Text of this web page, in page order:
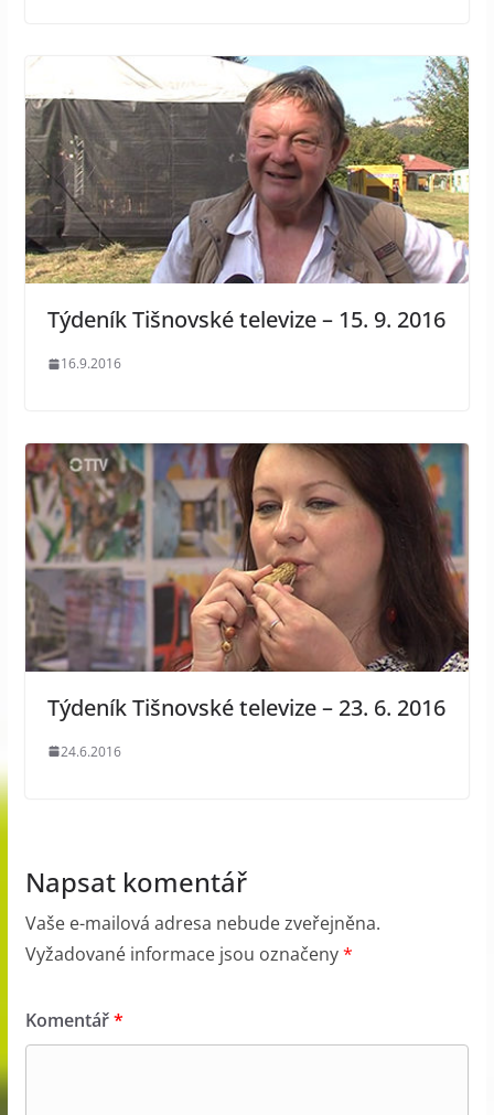
Týdeník Tišnovské televize – 15. 9. 2016
16.9.2016
Týdeník Tišnovské televize – 23. 6. 2016
24.6.2016
Napsat komentář
Vaše e-mailová adresa nebude zveřejněna.
Vyžadované informace jsou označeny*
Komentář*